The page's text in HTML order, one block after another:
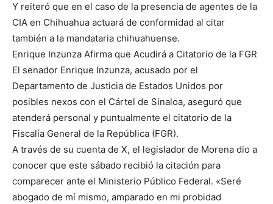
Y reiteró que en el caso de la presencia de agentes de la
CIA en Chihuahua actuará de conformidad al citar
también a la mandataria chihuahuense.
Enrique Inzunza Afirma que Acudirá a Citatorio de la FGR
El senador Enrique Inzunza, acusado por el
Departamento de Justicia de Estados Unidos por
posibles nexos con el Cártel de Sinaloa, aseguró que
atenderá personal y puntualmente el citatorio de la
Fiscalía General de la República (FGR).
A través de su cuenta de X, el legislador de Morena dio a
conocer que este sábado recibió la citación para
comparecer ante el Ministerio Público Federal. «Seré
abogado de mí mismo, amparado en mi probidad